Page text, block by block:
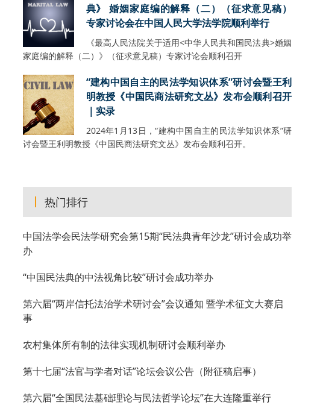
典》 婚姻家庭编的解释（二）（征求意见稿）
专家讨论会在中国人民大学法学院顺利举行
《最高人民法院关于适用<中华人民共和国民法典>婚姻
家庭编的解释（二）》（征求意见稿）专家讨论会顺利召开
“建构中国自主的民法学知识体系”研讨会暨王利
明教授《中国民商法研究文丛》发布会顺利召开
｜实录
2024年1月13日，“建构中国自主的民法学知识体系”研
讨会暨王利明教授《中国民商法研究文丛》发布会顺利召开。
热门排行
中国法学会民法学研究会第15期“民法典青年沙龙”研讨会成功举
办
“中国民法典的中法视角比较”研讨会成功举办
第六届“两岸信托法治学术研讨会”会议通知 暨学术征文大赛启
事
农村集体所有制的法律实现机制研讨会顺利举办
第十七届“法官与学者对话”论坛会议公告（附征稿启事）
第六届“全国民法基础理论与民法哲学论坛”在大连隆重举行